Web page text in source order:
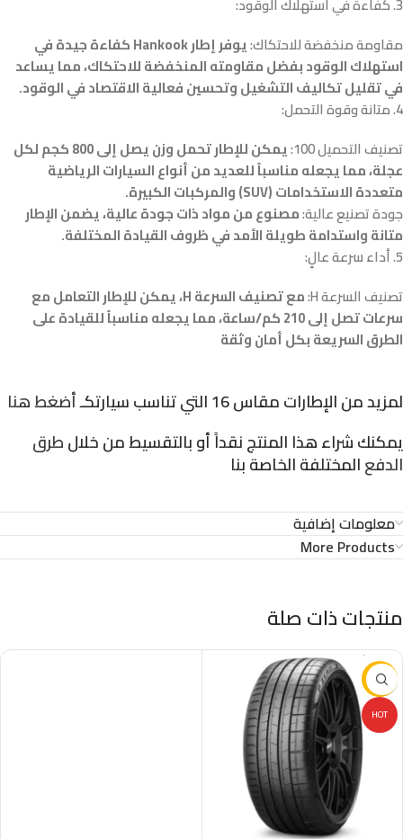
3. كفاءة في استهلاك الوقود:
مقاومة منخفضة للاحتكاك:
يوفر إطار Hankook كفاءة جيدة في
استهلاك الوقود بفضل مقاومته المنخفضة للاحتكاك، مما يساعد
في تقليل تكاليف التشغيل وتحسين فعالية الاقتصاد في الوقود.
4. متانة وقوة التحمل:
تصنيف التحميل 100:
يمكن للإطار تحمل وزن يصل إلى 800 كجم لكل
عجلة، مما يجعله مناسباً للعديد من أنواع السيارات الرياضية
متعددة الاستخدامات (SUV) والمركبات الكبيرة.
جودة تصنيع عالية:مصنوع من مواد ذات جودة عالية، يضمن الإطار
متانة واستدامة طويلة الأمد في ظروف القيادة المختلفة.
5. أداء سرعة عالٍ:
تصنيف السرعة H:
مع تصنيف السرعة H، يمكن للإطار التعامل مع
سرعات تصل إلى 210 كم/ساعة، مما يجعله مناسباً للقيادة على
الطرق السريعة بكل أمان وثقة
لمزيد من الإطارات مقاس 16 التي تناسب سيارتكـ
أضغط هنا
يمكنك شراء هذا المنتج نقداً أو بالتقسيط من خلالطرق
الدفعالمختلفة الخاصة بنا
معلومات إضافية
More Products
منتجات ذات صلة
-16%
HOT